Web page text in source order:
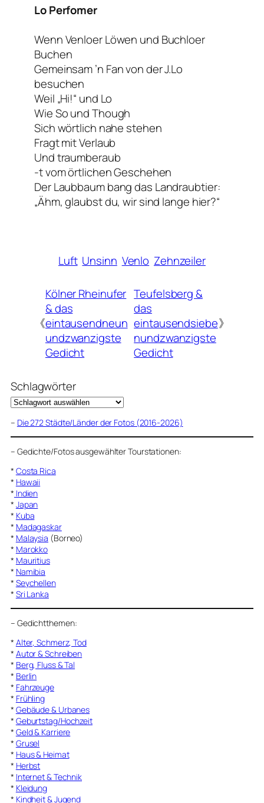
Lo Perfomer
Wenn Venloer Löwen und Buchloer
Buchen
Gemeinsam ’n Fan von der J.Lo
besuchen
Weil „Hi!“ und Lo
Wie So und Though
Sich wörtlich nahe stehen
Fragt mit Verlaub
Und traumberaub
-t vom örtlichen Geschehen
Der Laubbaum bang das Landraubtier:
„Ähm, glaubst du, wir sind lange hier?“
Luft Unsinn Venlo Zehnzeiler
《
Kölner Rheinufer
& das
eintausendneun
undzwanzigste
Gedicht
Teufelsberg &
das
eintausendsiebe
nundzwanzigste
Gedicht
》
Schlagwörter
– Die 272 Städte/Länder der Fotos (2016-2026)
– Gedichte/Fotos ausgewählter Tourstationen:
* Costa Rica
* Hawaii
* Indien
* Japan
* Kuba
* Madagaskar
* Malaysia (Borneo)
* Marokko
* Mauritius
* Namibia
* Seychellen
* Sri Lanka
– Gedichtthemen:
* Alter, Schmerz, Tod
* Autor & Schreiben
* Berg, Fluss & Tal
* Berlin
* Fahrzeuge
* Frühling
* Gebäude & Urbanes
* Geburtstag/Hochzeit
* Geld & Karriere
* Grusel
* Haus & Heimat
* Herbst
* Internet & Technik
* Kleidung
* Kindheit & Jugend